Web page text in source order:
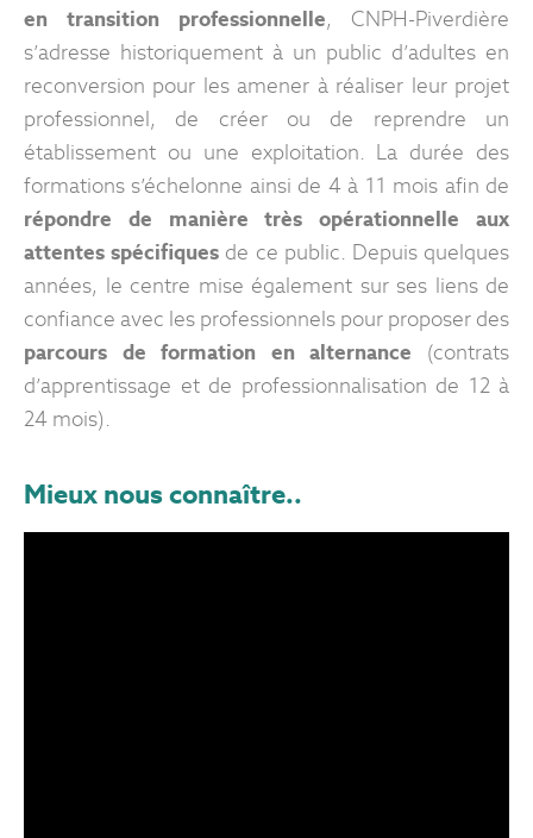
en transition professionnelle, CNPH-Piverdière
s’adresse historiquement à un public d’adultes en
reconversion pour les amener à réaliser leur projet
professionnel, de créer ou de reprendre un
établissement ou une exploitation. La durée des
formations s’échelonne ainsi de 4 à 11 mois afin de
répondre de manière très opérationnelle aux
attentes spécifiques de ce public. Depuis quelques
années, le centre mise également sur ses liens de
confiance avec les professionnels pour proposer des
parcours de formation en alternance (contrats
d’apprentissage et de professionnalisation de 12 à
24 mois).
Mieux nous connaître..